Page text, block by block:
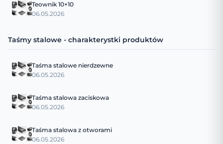
Teownik 10×10
06.05.2026
Taśmy stalowe - charakterystki produktów
Taśma stalowe nierdzewne
06.05.2026
Taśma stalowa zaciskowa
06.05.2026
Taśma stalowa z otworami
06.05.2026